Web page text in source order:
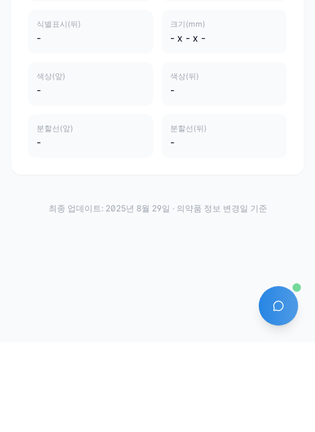
식별표시(뒤)
-
크기(mm)
- x - x -
색상(앞)
-
색상(뒤)
-
분할선(앞)
-
분할선(뒤)
-
AI 에이
최종 업데이트: 2025년 8월 29일 · 의약품 정보 변경일 기준